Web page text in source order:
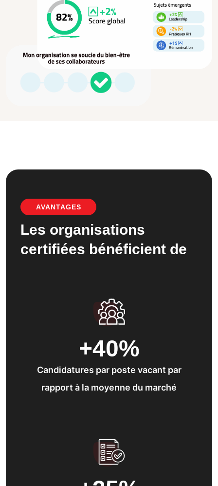
AVANTAGES
Les organisations
certifiées bénéficient de
+40%
Candidatures par poste vacant par
rapport à la moyenne du marché